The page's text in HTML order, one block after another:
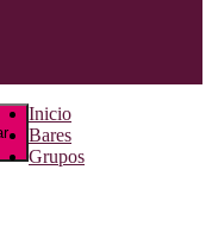
Inicio
Bares
Grupos